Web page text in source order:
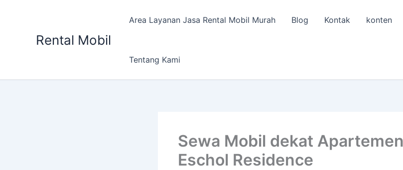
Rental Mobil
Area Layanan Jasa Rental Mobil Murah Blog Kontak konten
Tentang Kami
Sewa Mobil dekat
Eschol Residence